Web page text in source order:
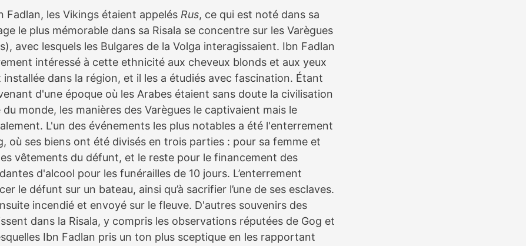
Fadlan, les Vikings étaient appelés Rus, ce qui est noté dans sa
le plus mémorable dans sa Risala se concentre sur les Varègues
avec lesquels les Bulgares de la Volga interagissaient. Ibn Fadlan
intéressé à cette ethnicité aux cheveux blonds et aux yeux
installée dans la région, et il les a étudiés avec fascination. Étant
d'une époque où les Arabes étaient sans doute la civilisation
du monde, les manières des Varègues le captivaient mais le
L'un des événements les plus notables a été l'enterrement
où ses biens ont été divisés en trois parties : pour sa femme et
vêtements du défunt, et le reste pour le financement des
d'alcool pour les funérailles de 10 jours. L’enterrement
le défunt sur un bateau, ainsi qu’à sacrifier l’une de ses esclaves.
incendié et envoyé sur le fleuve. D'autres souvenirs des
dans la Risala, y compris les observations réputées de Gog et
Ibn Fadlan pris un ton plus sceptique en les rapportant